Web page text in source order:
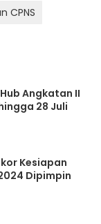
CPNS
Angkatan II
28 Juli
Kesiapan
Dipimpin